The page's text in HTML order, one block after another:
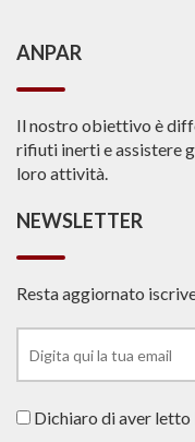
ANPAR
Il nostro obiettivo è
rifiuti inerti e assistere
loro attività.
NEWSLETTER
Resta aggiornato
Dichiaro di aver letto